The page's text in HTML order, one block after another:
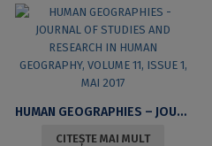
HUMAN GEOGRAPHIES – JOURNAL OF STUDIES AND RESEARCH IN HUMAN GEOGRAPHY, VOLUME 11, ISSUE 1, MAI 2017
CITEȘTE MAI MULT